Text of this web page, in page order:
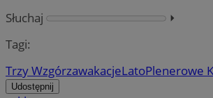
Słuchaj
⏵︎
Tagi:
Trzy WzgórzawakacjeLatoPlenerowe
Udostępnij